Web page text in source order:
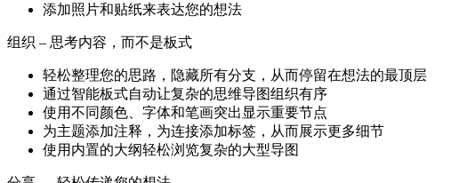
添加照片和贴纸来表达您的想法
组织 – 思考内容，而不是板式
轻松整理您的思路，隐藏所有分支，从而停留在想法的最顶层
通过智能板式自动让复杂的思维导图组织有序
使用不同颜色、字体和笔画突出显示重要节点
为主题添加注释，为连接添加标签，从而展示更多细节
使用内置的大纲轻松浏览复杂的大型导图